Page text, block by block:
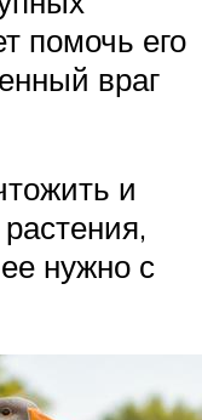
помочь его
враг
и
нужно с